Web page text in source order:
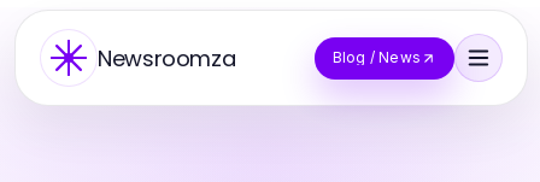
Newsroomza Blog / News